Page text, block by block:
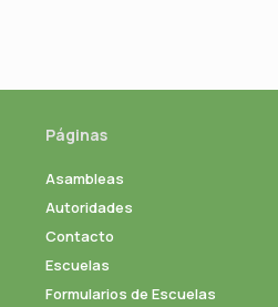
Páginas
Asambleas
Autoridades
Contacto
Escuelas
Formularios de Escuelas